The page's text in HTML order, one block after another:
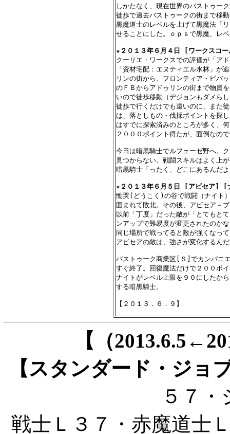
しかたなく、現在世界のバストゥー
徒歩で過去バストゥークの街まで移
黒魔道士のレベルを上げて黒魔法「
せることにした。ｏｐｓで黒魔、レ
★ ２０１３年６月４日 [ワークスコ
クーリエ・ワークスでの評価が「ア
「資材宅配：エヌティエル水林」が
リンの街から、フロンティア・ビバ
のＦＢからアドゥリンの街まで物資
いので徒歩移動（デジョンもダメら
徒歩で行くだけでも遠いのに、また
は、落としもの・伐採ポイントを探
はすでに探索済みのところが多く、
２０００ポイント得たが、面倒なの
今日は暗黒騎士でルフェーゼ野へ。
見つからない。戦闘スキルはよく上
暗黒騎士「ったく、どこにあるんだ
★ ２０１３年６月５日 [アビセア]
慟哭(どうこく)の谷で戦闘（ナイト
囲まれて敗北。その後、アビセア－
以前「丁度」だった敵が「とてもと
ンアップで難易度が変更されたのか
同じ場所で戦ってると敵が強くなっ
アビセアの敵は、強さが変化するん
バストゥーク商業区[Ｓ]でカンパニ
すぐ終了。回復魔法だけで２００ポ
ナイトがレベル上限を９０にしたか
する暗黒騎士。
【（
【スタンダード・ジョ
５７・
戦士Ｌ３７・赤魔道士